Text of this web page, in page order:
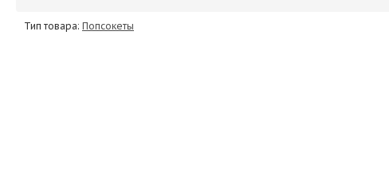
Тип товара: Попсокеты